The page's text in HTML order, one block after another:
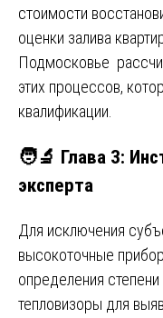
стоимости
оценки залива
Подмосковье
этих процессов,
квалификации.
🧑‍🔬 Глава 3:
эксперта
Для исключения
высокоточные
определения
тепловизоры для